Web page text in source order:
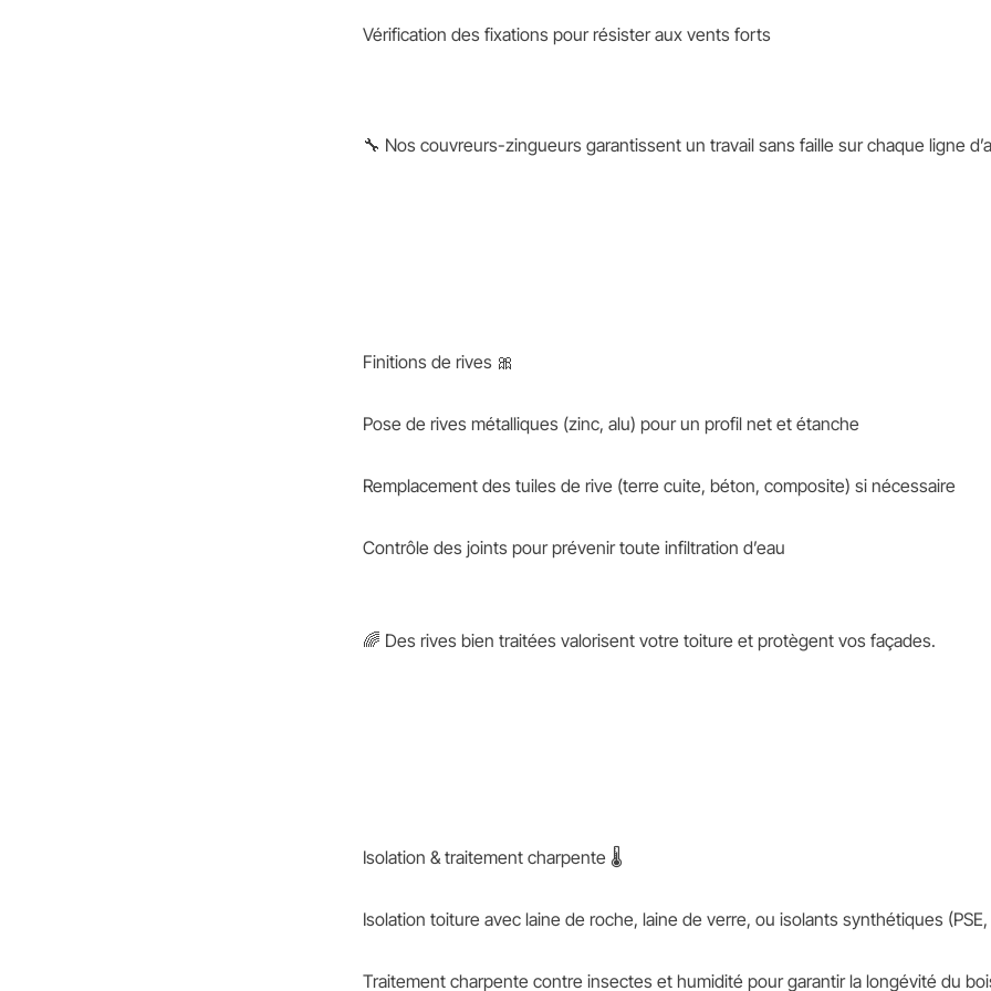
Vérification des fixations pour résister aux vents forts
🔧 Nos couvreurs-zingueurs garantissent un travail sans faille sur chaque ligne
Finitions de rives 🎀
Pose de rives métalliques (zinc, alu) pour un profil net et étanche
Remplacement des tuiles de rive (terre cuite, béton, composite) si nécessaire
Contrôle des joints pour prévenir toute infiltration d’eau
🌈 Des rives bien traitées valorisent votre toiture et protègent vos façades.
Isolation & traitement charpente 🌡️
Isolation toiture avec laine de roche, laine de verre, ou isolants synthétiques (PSE,
Traitement charpente contre insectes et humidité pour garantir la longévité du